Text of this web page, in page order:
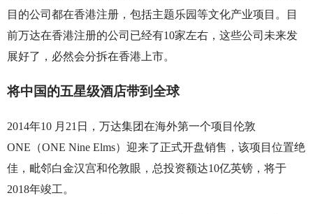
目的公司都在香港注册，包括主题乐园等文化产业项目。目
前万达在香港注册的公司已经有10家左右，这些公司未来发
展好了，必然会分拆在香港上市。
将中国的五星级酒店带到全球
2014年10 月21日，万达集团在海外第一个项目伦敦
ONE（ONE Nine Elms）迎来了正式开盘销售，该项目位置绝
佳，毗邻白金汉宫和伦敦眼，总投资额达10亿英镑，将于
2018年竣工。